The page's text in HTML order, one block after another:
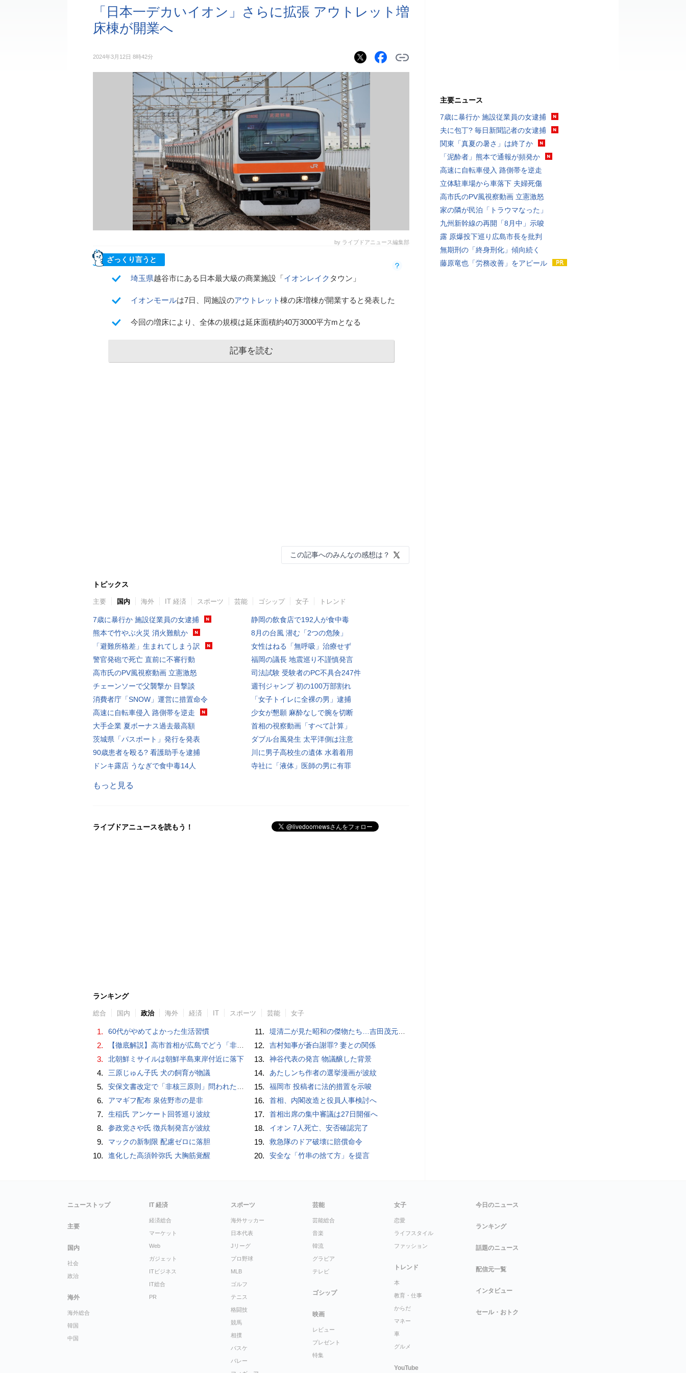
「日本一デカいイオン」さらに拡張 アウトレット増
床棟が開業へ
2024年3月12日 8時42分
by ライブドアニュース編集部
ざっくり言うと
埼玉県越谷市にある日本最大級の商業施設「イオンレイク タウン」
イオンモールは7日、同施設のアウトレット棟の床増棟が開業すると発表した
今回の増床により、全体の規模は延床面積約40万3000平方mとなる
記事を読む
この記事へのみんなの感想は？
トピックス
主要 国内 海外 IT 経済 スポーツ 芸能 ゴシップ 女子 トレンド
7歳に暴行か 施設従業員の女逮捕
熊本で竹やぶ火災 消火難航か
「避難所格差」生まれてしまう訳
警官発砲で死亡 直前に不審行動
高市氏のPV風視察動画 立憲激怒
チェーンソーで父襲撃か 目撃談
消費者庁「SNOW」運営に措置命令
高速に自転車侵入 路側帯を逆走
大手企業 夏ボーナス過去最高額
茨城県「パスポート」発行を発表
90歳患者を殴る? 看護助手を逮捕
ドンキ露店 うなぎで食中毒14人
静岡の飲食店で192人が食中毒
8月の台風 潜む「2つの危険」
女性はねる「無呼吸」治療せず
福岡の議長 地震巡り不謹慎発言
司法試験 受験者のPC不具合247件
週刊ジャンプ 初の100万部割れ
「女子トイレに全裸の男」逮捕
少女が懇願 麻酔なしで腕を切断
首相の視察動画「すべて計算」
ダブル台風発生 太平洋側は注意
川に男子高校生の遺体 水着着用
寺社に「液体」医師の男に有罪
もっと見る
ライブドアニュースを読もう！
ランキング
総合 国内 政治 海外 経済 IT スポーツ 芸能 女子
1. 60代がやめてよかった生活習慣
2. 【徹底解説】高市首相が広島でどう「非核三原則」言及？現状にとどめ将来は明言せず 著書では「邪魔になる」と主張
3. 北朝鮮ミサイルは朝鮮半島東岸付近に落下
4. 三原じゅん子氏 犬の飼育が物議
5. 安保文書改定で「非核三原則」問われた高市首相、「私が予断することは差し控える」…堅持維持へ明言避ける
6. アマギフ配布 泉佐野市の是非
7. 生稲氏 アンケート回答巡り波紋
8. 参政党さや氏 徴兵制発言が波紋
9. マックの新制限 配慮ゼロに落胆
10. 進化した高須幹弥氏 大胸筋覚醒
11. 堤清二が見た昭和の傑物たち…吉田茂元首相は「あんたの親父さんが死んでホッとしたよ」と口にした
12. 吉村知事が蒼白謝罪? 妻との関係
13. 神谷代表の発言 物議醸した背景
14. あたしンち作者の選挙漫画が波紋
15. 福岡市 投稿者に法的措置を示唆
16. 首相、内閣改造と役員人事検討へ
17. 首相出席の集中審議は27日開催へ
18. イオン 7人死亡、安否確認完了
19. 救急隊のドア破壊に賠償命令
20. 安全な「竹串の捨て方」を提言
主要ニュース
7歳に暴行か 施設従業員の女逮捕
夫に包丁? 毎日新聞記者の女逮捕
関東「真夏の暑さ」は終了か
「泥酔者」熊本で通報が頻発か
高速に自転車侵入 路側帯を逆走
立体駐車場から車落下 夫婦死傷
高市氏のPV風視察動画 立憲激怒
家の隣が民泊「トラウマなった」
九州新幹線の再開「8月中」示唆
露 原爆投下巡り広島市長を批判
無期刑の「終身刑化」傾向続く
藤原竜也「労務改善」をアピール
ニューストップ
主要
国内
社会
政治
海外
海外総合
韓国
中国
IT 経済
経済総合
マーケット
Web
ガジェット
ITビジネス
IT総合
PR
スポーツ
海外サッカー
日本代表
Jリーグ
プロ野球
MLB
ゴルフ
テニス
格闘技
競馬
相撲
バスケ
バレー
芸能
芸能総合
音楽
韓流
グラビア
テレビ
ゴシップ
映画
レビュー
プレゼント
特集
女子
恋愛
ライフスタイル
ファッション
トレンド
本
教育・仕事
からだ
マネー
車
グルメ
YouTube
今日のニュース
ランキング
話題のニュース
配信元一覧
インタビュー
セール・おトク